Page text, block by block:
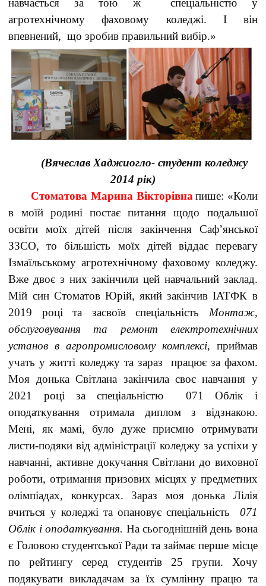
навчається за тою ж спеціальністю у
агротехнічному фаховому коледжі. І він
впевнений, що зробив правильний вибір.»
(Вячеслав Хаджиогло- студент коледжу
2014 рік)
Стоматова Марина Вікторівнапише: «Коли
в моїй родині постає питання щодо подальшої
освіти моїх дітей після закінчення Саф’янської
ЗЗСО, то більшість моїх дітей віддає перевагу
Ізмаїльському агротехнічному фаховому коледжу.
Вже двоє з них закінчили цей навчальний заклад.
Мій син Стоматов Юрій, який закінчив ІАТФК в
2019 році та засвоїв спеціальність Монтаж,
обслуговування та ремонт електротехнічних
установ в агропромисловому комплексі, приймав
учать у житті коледжу та зараз працює за фахом.
Моя донька Світлана закінчила своє навчання у
2021 році за спеціальністю 071 Облік і
оподаткування отримала диплом з відзнакою.
Мені, як мамі, було дуже приємно отримувати
листи-подяки від адміністрації коледжу за успіхи у
навчанні, активне докучання Світлани до виховної
роботи, отримання призових місцях у предметних
олімпіадах, конкурсах. Зараз моя донька Лілія
вчиться у коледжі та опановує спеціальність 071
Облік і оподаткування. На сьогоднішній день вона
є Головою студентської Ради та займає перше місце
по рейтингу серед студентів 25 групи. Хочу
подякувати викладачам за їх сумлінну працю та